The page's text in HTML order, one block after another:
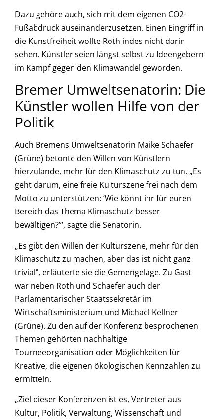
Dazu gehöre auch, sich mit dem eigenen CO2-
Fußabdruck auseinanderzusetzen. Einen Eingriff in
die Kunstfreiheit wollte Roth indes nicht darin
sehen. Künstler seien längst selbst zu Ideengebern
im Kampf gegen den Klimawandel geworden.
Bremer Umweltsenatorin: Die
Künstler wollen Hilfe von der
Politik
Auch Bremens Umweltsenatorin Maike Schaefer
(Grüne) betonte den Willen von Künstlern
hierzulande, mehr für den Klimaschutz zu tun. „Es
geht darum, eine freie Kulturszene frei nach dem
Motto zu unterstützen: ‘Wie könnt ihr für euren
Bereich das Thema Klimaschutz besser
bewältigen?’“, sagte die Senatorin.
„Es gibt den Willen der Kulturszene, mehr für den
Klimaschutz zu machen, aber das ist nicht ganz
trivial“, erläuterte sie die Gemengelage. Zu Gast
war neben Roth und Schaefer auch der
Parlamentarischer Staatssekretär im
Wirtschaftsministerium und Michael Kellner
(Grüne). Zu den auf der Konferenz besprochenen
Themen gehörten nachhaltige
Tourneeorganisation oder Möglichkeiten für
Kreative, die eigenen ökologischen Kennzahlen zu
ermitteln.
„Ziel dieser Konferenzen ist es, Vertreter aus
Kultur, Politik, Verwaltung, Wissenschaft und